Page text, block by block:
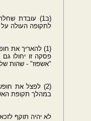
(ב1) עובדת
לתקופה העולה על
(1) להאריך את
פסקה זו יחולו
"אשפוז" - שהות של אדם בבית
(2) לפצל את
במהלך תקופת
לא יהיה תוקף